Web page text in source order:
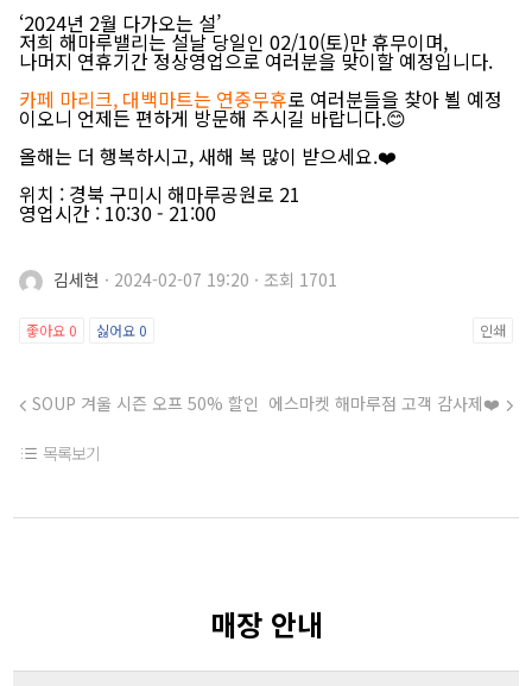
‘2024년 2월 다가오는 설’
저희 해마루밸리는 설날 당일인 02/10(토)만 휴무이며,
나머지 연휴기간 정상영업으로 여러분을 맞이할 예정입니다.
카페 마리크, 대백마트는 연중무휴로 여러분들을 찾아 뵐 예정
이오니 언제든 편하게 방문해 주시길 바랍니다.😊
올해는 더 행복하시고, 새해 복 많이 받으세요.❤️
위치 : 경북 구미시 해마루공원로 21
영업시간 : 10:30 - 21:00
김세현 · 2024-02-07 19:20 · 조회 1701
좋아요 0 싫어요0 인쇄
SOUP 겨울 시즌 오프 50% 할인 에스마켓 해마루점 고객 감사제❤️
목록보기
매장 안내